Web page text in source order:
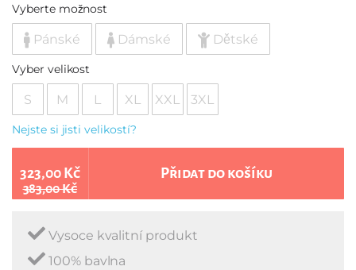
Vyberte možnost
Pánské Dámské Dětské
Vyber velikost
S M L XL XXL 3XL
Nejste si jisti velikostí?
323,00 Kč
383,00 Kč
Přidat do košíku
Vysoce kvalitní produkt
100% bavlna